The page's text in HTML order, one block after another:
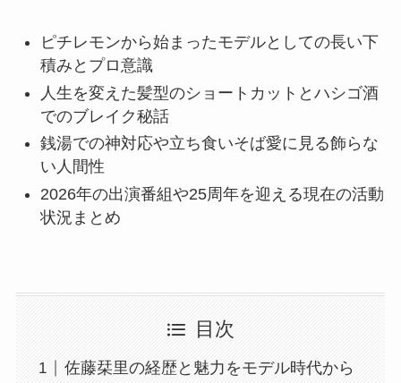
ピチレモンから始まったモデルとしての長い下
積みとプロ意識
人生を変えた髪型のショートカットとハシゴ酒
でのブレイク秘話
銭湯での神対応や立ち食いそば愛に見る飾らな
い人間性
2026年の出演番組や25周年を迎える現在の活動
状況まとめ
目次
佐藤栞里の経歴と魅力をモデル時代から